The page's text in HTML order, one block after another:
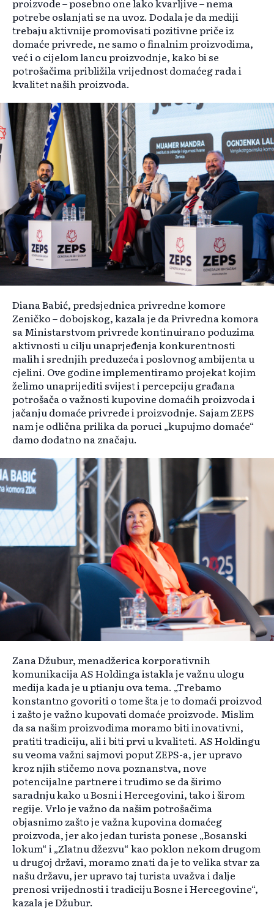
proizvode – posebno one lako kvarljive – nema
potrebe oslanjati se na uvoz. Dodala je da mediji
trebaju aktivnije promovisati pozitivne priče iz
domaće privrede, ne samo o finalnim proizvodima,
već i o cijelom lancu proizvodnje, kako bi se
potrošačima približila vrijednost domaćeg rada i
kvalitet naših proizvoda.
Diana Babić, predsjednica privredne komore
Zeničko – dobojskog, kazala je da Privredna komora
sa Ministarstvom privrede kontinuirano poduzima
aktivnosti u cilju unaprjeđenja konkurentnosti
malih i srednjih preduzeća i poslovnog ambijenta u
cjelini. Ove godine implementiramo projekat kojim
želimo unaprijediti svijest i percepciju građana
potrošača o važnosti kupovine domaćih proizvoda i
jačanju domaće privrede i proizvodnje. Sajam ZEPS
nam je odlična prilika da poruci „kupujmo domaće“
damo dodatno na značaju.
Zana Džubur, menadžerica korporativnih
komunikacija AS Holdinga istakla je važnu ulogu
medija kada je u ptianju ova tema. „Trebamo
konstantno govoriti o tome šta je to domaći proizvod
i zašto je važno kupovati domaće proizvode. Mislim
da sa našim proizvodima moramo biti inovativni,
pratiti tradiciju, ali i biti prvi u kvaliteti. AS Holdingu
su veoma važni sajmovi poput ZEPS-a, jer upravo
kroz njih stičemo nova poznanstva, nove
potencijalne partnere i trudimo se da širimo
saradnju kako u Bosni i Hercegovini, tako i širom
regije. Vrlo je važno da našim potrošačima
objasnimo zašto je važna kupovina domaćeg
proizvoda, jer ako jedan turista ponese „Bosanski
lokum“ i „Zlatnu džezvu“ kao poklon nekom drugom
u drugoj državi, moramo znati da je to velika stvar za
našu državu, jer upravo taj turista uvažva i dalje
prenosi vrijednosti i tradiciju Bosne i Hercegovine“,
kazala je Džubur.